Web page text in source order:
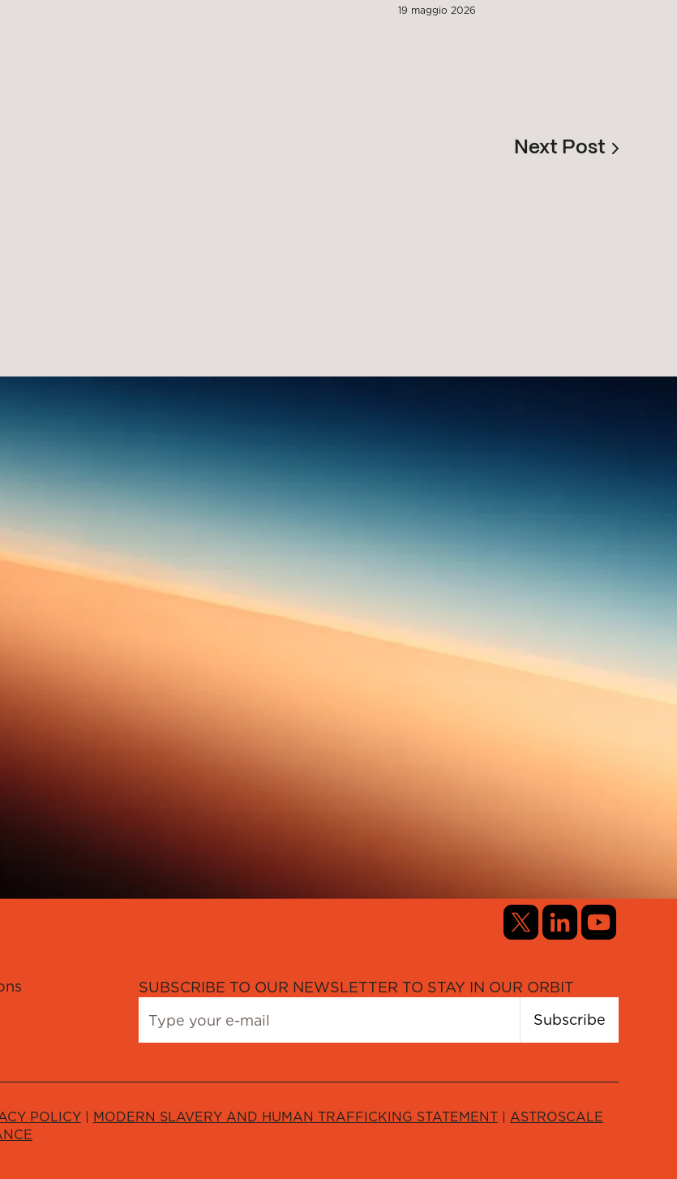
19 maggio 2026
Next Post
SUBSCRIBE TO OUR NEWSLETTER TO STAY IN OUR ORBIT
Subscribe
POLICY | MODERN SLAVERY AND HUMAN TRAFFICKING STATEMENT | ASTROSCALE